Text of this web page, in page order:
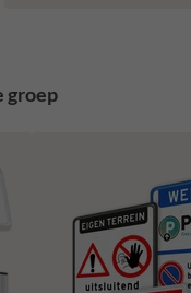
groep